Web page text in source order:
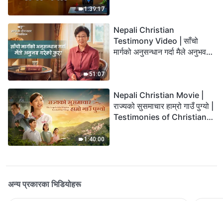
1:39:17
51:07
Nepali Christian
Testimony Video | साँचो
मार्गको अनुसन्धान गर्दा मैले अनुभव
1:40:00
Nepali Christian Movie |
राज्यको सुसमाचार हाम्रो गाउँ पुग्यो |
Testimonies of Christians
अन्य प्रकारका भिडियोहरू